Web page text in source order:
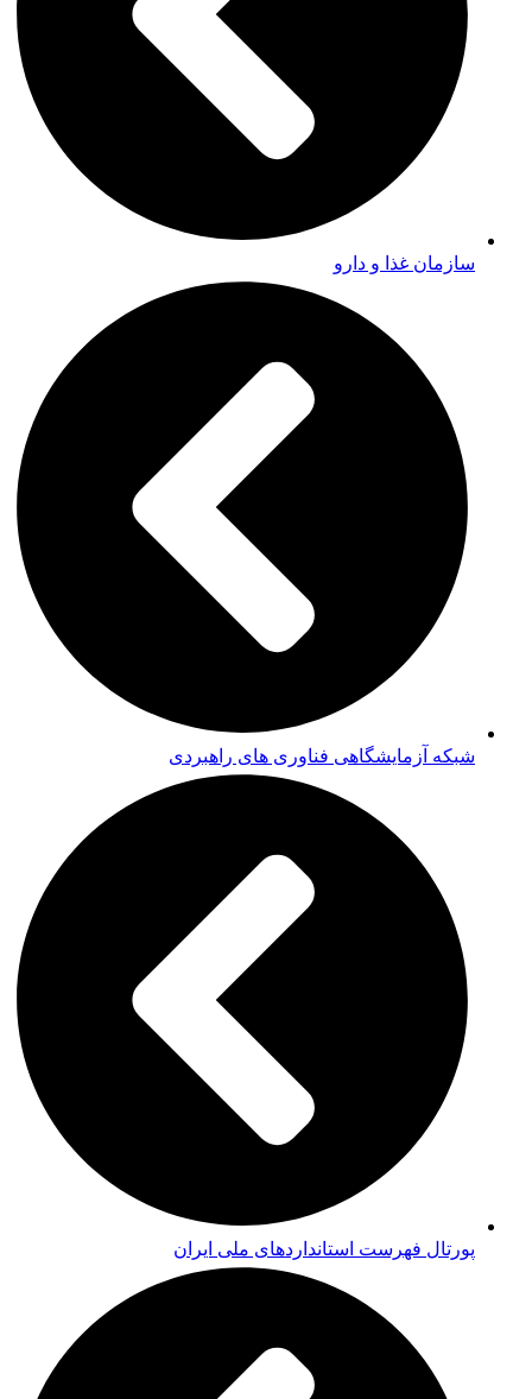
سازمان غذا و دارو
شبکه آزمایشگاهی فناوری های راهبردی
پورتال فهرست استانداردهای ملی ایران